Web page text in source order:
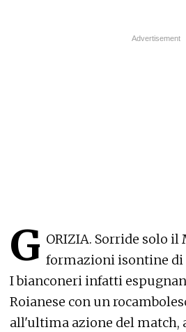
G ORIZIA. Sorride solo il
formazioni isontine di
I bianconeri infatti
Roianese con un
all'ultima azione del match,